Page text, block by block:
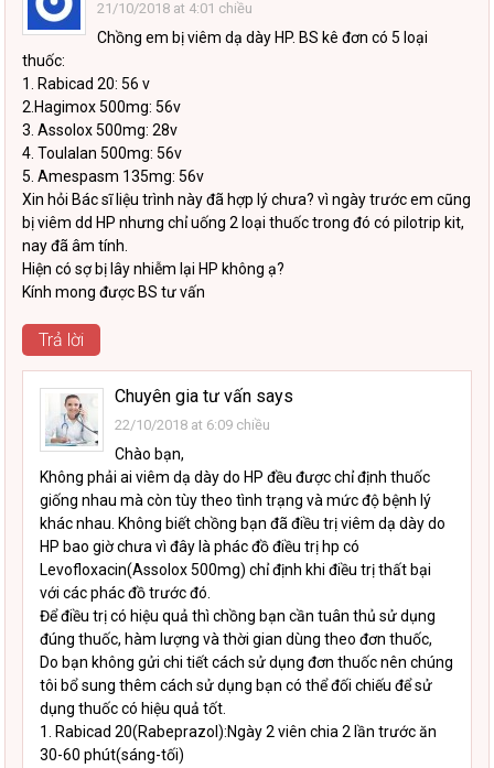
21/10/2018 at 4:01 chiều
Chồng em bị viêm dạ dày HP. BS kê đơn có 5 loại
thuốc:
1. Rabicad 20: 56 v
2.Hagimox 500mg: 56v
3. Assolox 500mg: 28v
4. Toulalan 500mg: 56v
5. Amespasm 135mg: 56v
Xin hỏi Bác sĩ liệu trình này đã hợp lý chưa? vì ngày trước em cũng
bị viêm dd HP nhưng chỉ uống 2 loại thuốc trong đó có pilotrip kit,
nay đã âm tính.
Hiện có sợ bị lây nhiễm lại HP không ạ?
Kính mong được BS tư vấn
Trả lời
Chuyên gia tư vấn says
22/10/2018 at 6:09 chiều
Chào bạn,
Không phải ai viêm dạ dày do HP đều được chỉ định thuốc
giống nhau mà còn tùy theo tình trạng và mức độ bệnh lý
khác nhau. Không biết chồng bạn đã điều trị viêm dạ dày do
HP bao giờ chưa vì đây là phác đồ điều trị hp có
Levofloxacin(Assolox 500mg) chỉ định khi điều trị thất bại
với các phác đồ trước đó.
Để điều trị có hiệu quả thì chồng bạn cần tuân thủ sử dụng
đúng thuốc, hàm lượng và thời gian dùng theo đơn thuốc,
Do bạn không gửi chi tiết cách sử dụng đơn thuốc nên chúng
tôi bổ sung thêm cách sử dụng bạn có thể đối chiếu để sử
dụng thuốc có hiệu quả tốt.
1. Rabicad 20(Rabeprazol):Ngày 2 viên chia 2 lần trước ăn
30-60 phút(sáng-tối)